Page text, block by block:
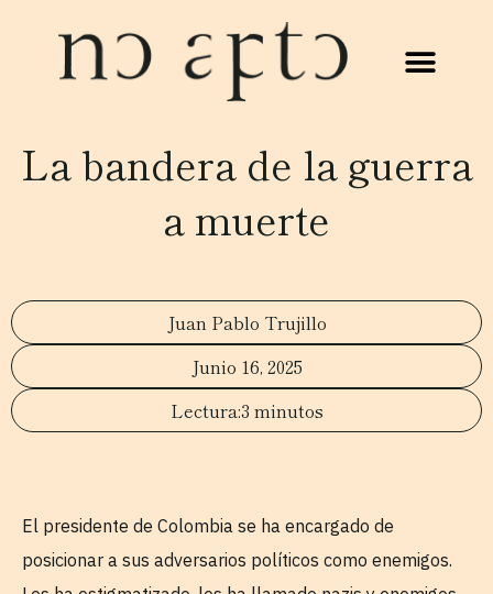
La bandera de la guerra
a muerte
Juan Pablo Trujillo
Junio 16, 2025
3 minutos
El presidente de Colombia se ha encargado de
posicionar a sus adversarios políticos como enemigos.